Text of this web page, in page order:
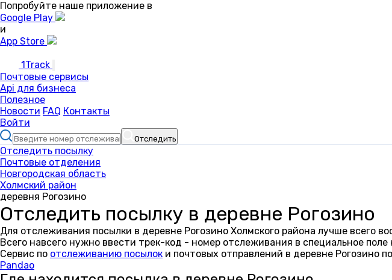
Попробуйте наше приложение в
Google Play
и
App Store
1Track
Почтовые сервисы
Api для бизнеса
Полезное
Новости FAQ Контакты
Войти
Отследить
Отследить посылку
Почтовые отделения
Новгородская область
Холмский район
деревня Рогозино
Отследить посылку в деревне Рогозино
Для отслеживания посылки в деревне Рогозино Холмского района лучше всего
Всего навсего нужно ввести трек-код - номер отслеживания в специальное
Сервис по отслеживанию посылок и почтовых отправлений в деревне Рогозино
Pandao